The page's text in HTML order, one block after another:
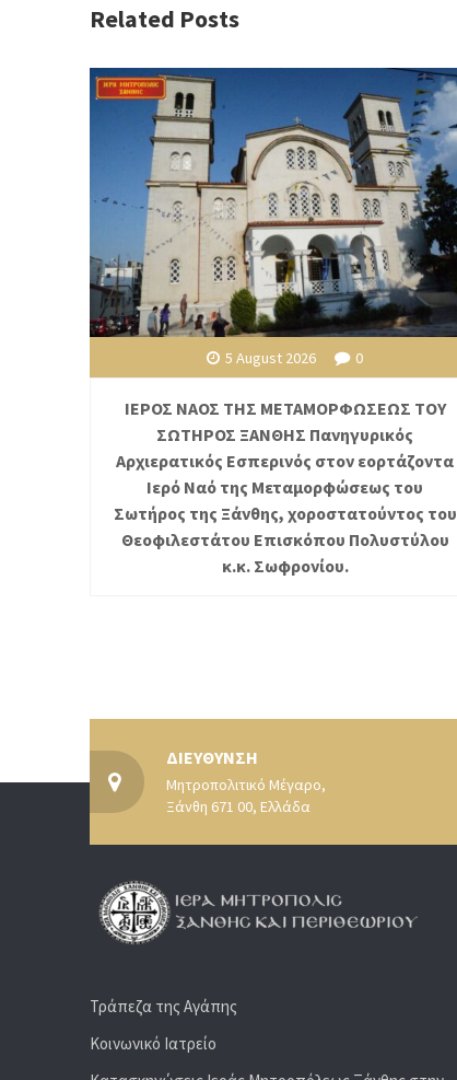
Related Posts
5 August 2026 0
ΙΕΡΟΣ ΝΑΟΣ ΤΗΣ ΜΕΤΑΜΟΡΦΩΣΕΩΣ ΤΟΥ
ΣΩΤΗΡΟΣ ΞΑΝΘΗΣ Πανηγυρικός
Αρχιερατικός Εσπερινός στον εορτάζοντα
Ιερό Ναό της Μεταμορφώσεως του
Σωτήρος της Ξάνθης, χοροστατούντος του
Θεοφιλεστάτου Επισκόπου Πολυστύλου
κ.κ. Σωφρονίου.
ΔΙΕΥΘΥΝΣΗ
Μητροπολιτικό Μέγαρο,
Ξάνθη 671 00, Ελλάδα
Τράπεζα της Αγάπης
Κοινωνικό Ιατρείο